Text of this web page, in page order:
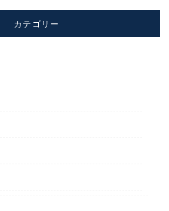
カテゴリー